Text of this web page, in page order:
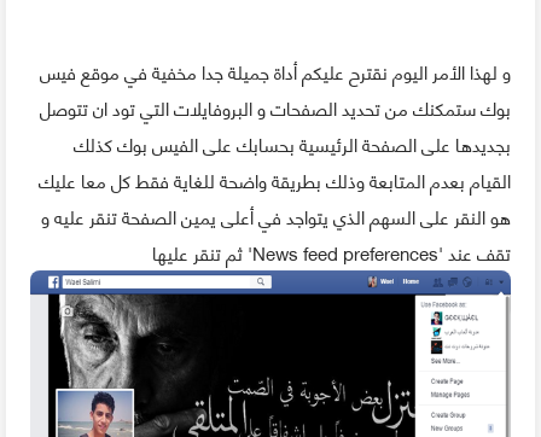
و لهذا الأمر اليوم نقترح عليكم أداة جميلة جدا مخفية في موقع فيس
بوك ستمكنك من تحديد الصفحات و البروفايلات التي تود ان تتوصل
بجديدها على الصفحة الرئيسية بحسابك على الفيس بوك كذلك
القيام بعدم المتابعة وذلك بطريقة واضحة للغاية فقط كل معا عليك
هو النقر على السهم الذي يتواجد في أعلى يمين الصفحة تنقر عليه و
تقف عند 'News feed preferences' ثم تنقر عليها